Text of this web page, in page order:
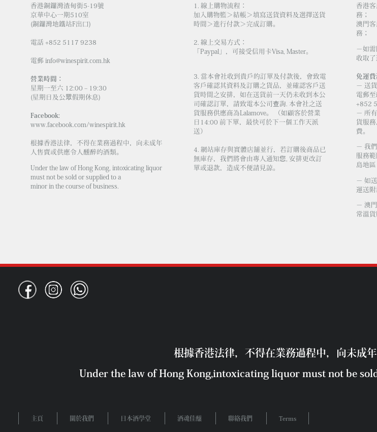
香港銅鑼灣渣甸街5-19號
京華中心一期510室
(銅鑼灣地鐵站F出口)
電話 +852 5117 9238
電郵 info@winespirit.com.hk
營業時間：
星期一至六 12:00 – 19:30
(星期日及公眾假期休息)
Facebook:
www.facebook.com/winespirit.hk
根據香港法律，不得在業務過程中，向未成年
人售賣或供應令人醺醉的酒類。
Under the law of Hong Kong, intoxicating liquor
must not be sold or supplied to a
minor in the course of business.
1. 線上購物流程：
加入購物籃＞結帳＞填寫送貨資料及選擇送貨
時間＞進行付款＞完成訂購。
2. 線上交易方式：
「Paypal」，可接受信用卡Visa, Master。
3. 當本會社收到貴戶的訂單及付款後，會致電
客戶確認其資料及訂購之貨品，並確認客戶送
貨時間之安排，如在送貨前一天仍未收到本公
司確認訂單，請致電本公司查詢. 本會社之送
貨服務供應商為Lalamove。 （如顧客於營業
日14:00 前下單，最快可於下一個工作天派
送）
4. 網站庫存與實體店舖並行，若訂購後商品已
無庫存，我們將會由專人通知您, 安排更改訂
單或退款，造成不便請見諒。
香港
務；
澳門
務；
－如
收取了
免運費
－ 送
電郵至
+852
－ 所
貨服
費。
－ 我
服務
島地
－ 如
運送
－ 澳
常溫貨
根據香港法律，不得在業務過程中，向未成
Under the law of Hong Kong,intoxicating liquor must not be
主頁 關於我們 日本酒學堂 酒魂佳釀 聯絡我們 Terms